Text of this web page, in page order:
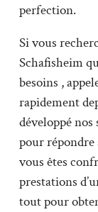
perfection.
Si vous
Schafisheim
besoins ,
rapidement
développé nos
pour répondre
vous êtes
prestations
tout pour